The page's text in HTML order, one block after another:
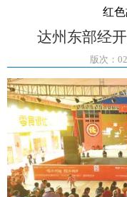
红
达州东部经
版次：